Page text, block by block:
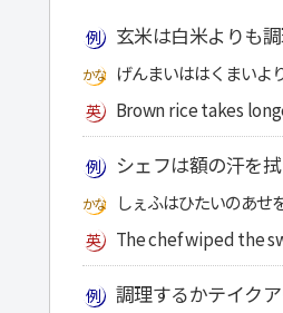
玄米は白米よりも
げんまいははくまいよ
Brown rice takes
シェフは額の汗を
しぇふはひたいのあせ
The chef wiped the
調理するかテイク